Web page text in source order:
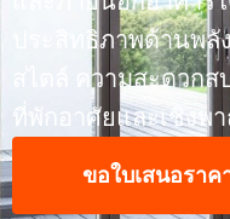
ประสิทธิภาพด้านพ
สไตล์ ความสะดวก
ที่พักอาศัยและเชิงพ
ขอใบเสนอรา